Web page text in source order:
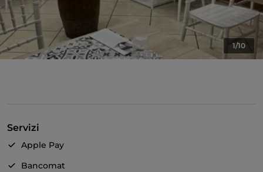
1/10
Servizi
Apple Pay
Bancomat